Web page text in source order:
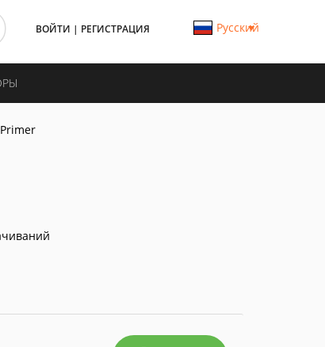
ВОЙТИ | РЕГИСТРАЦИЯ Русский